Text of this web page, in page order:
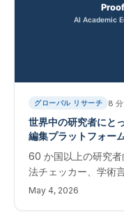
グローバル リサーチ 8
世界中の研究者にと
編集プラットフォー
60 か国以上の研究
法チェッカー、学術
マナイザー。 変更を
May 4, 2026